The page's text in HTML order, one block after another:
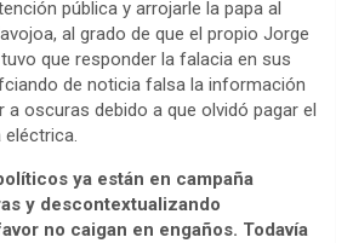
pública y arrojarle la papa al
al grado de que el propio Jorge
que responder la falacia en sus
de noticia falsa la información
a oscuras debido a que olvidó pagar el
eléctrica.
ya están en campaña
y descontextualizando
no caigan en engaños. Todavía